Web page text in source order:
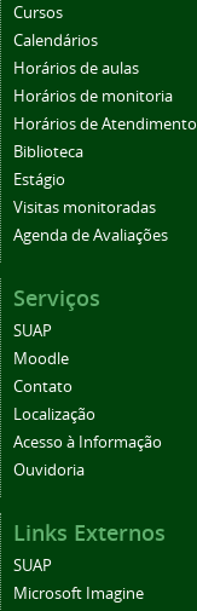
Cursos
Calendários
Horários de aulas
Horários de monitoria
Horários de Atendimento
Biblioteca
Estágio
Visitas monitoradas
Agenda de Avaliações
Serviços
SUAP
Moodle
Contato
Localização
Acesso à Informação
Ouvidoria
Links Externos
SUAP
Microsoft Imagine